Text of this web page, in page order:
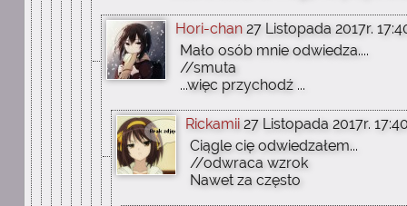
Hori-chan 27 Listopada 2017r.
Mało osób mnie odwiedza....
//smuta
...więc przychodź ...
Rickamii 27 Listopada 2017r.
Ciągle cię odwiedzałem...
//odwraca wzrok
Nawet za często